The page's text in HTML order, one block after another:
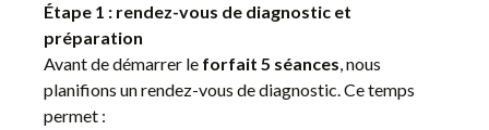
Étape 1 : rendez-vous de diagnostic et
préparation
Avant de démarrer le forfait 5 séances, nous
planifions un rendez-vous de diagnostic. Ce temps
permet :